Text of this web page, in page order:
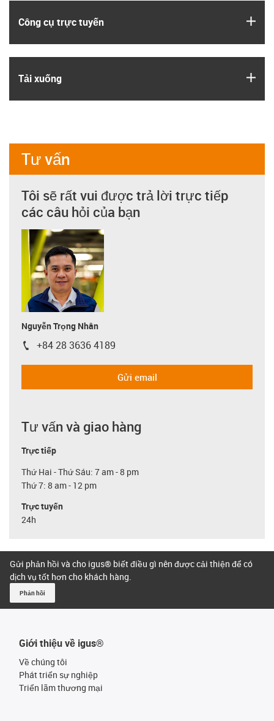
Công cụ trực tuyến
Tải xuống
Tư vấn
Tôi sẽ rất vui được trả lời trực tiếp
các câu hỏi của bạn
Nguyễn Trọng Nhân
igus-icon-phone
+84 28 3636 4189
Gửi email
Tư vấn và giao hàng
Trực tiếp
Thứ Hai - Thứ Sáu: 7 am - 8 pm
Thứ 7: 8 am - 12 pm
Trực tuyến
24h
Gửi phản hồi và cho igus® biết điều gì nên được cải thiện để có
dịch vụ tốt hơn cho khách hàng.
Phản hồi
Giới thiệu về igus®
Về chúng tôi
Phát triển sự nghiệp
Triển lãm thương mại